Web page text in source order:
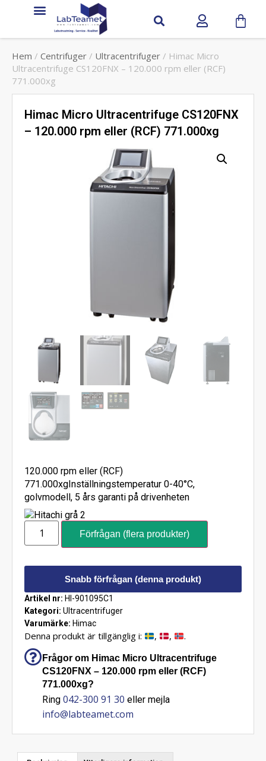
Hem / Centrifuger / Ultracentrifuger / Himac Micro
Ultracentrifuge CS120FNX – 120.000 rpm eller (RCF)
771.000xg
Himac Micro Ultracentrifuge CS120FNX
– 120.000 rpm eller (RCF) 771.000xg
120.000 rpm eller (RCF)
771.000xgInställningstemperatur 0-40°C,
golvmodell, 5 års garanti på drivenheten
Förfrågan (flera produkter)
Snabb förfrågan (denna produkt)
Artikel nr: HI-901095C1
Kategori: Ultracentrifuger
Varumärke: Himac
Denna produkt är tillgänglig i: , , .
Frågor om Himac Micro Ultracentrifuge
CS120FNX – 120.000 rpm eller (RCF)
771.000xg?
Ring 042-300 91 30 eller mejla
info@labteamet.com